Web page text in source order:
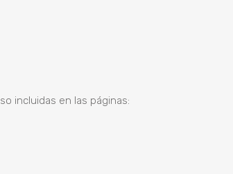
incluidas en las páginas: